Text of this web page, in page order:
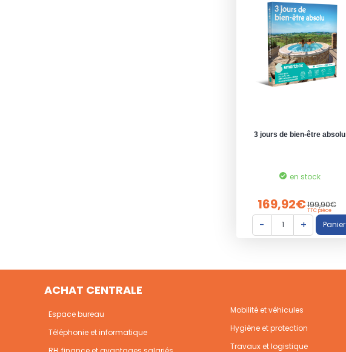
3 jours de bien-être absolu
en stock
169,92€199,90€
TTC pièce
ACHAT CENTRALE
Espace bureau
Téléphonie et informatique
Mobilité et véhicules
Hygiène et protection
Travaux et logistique